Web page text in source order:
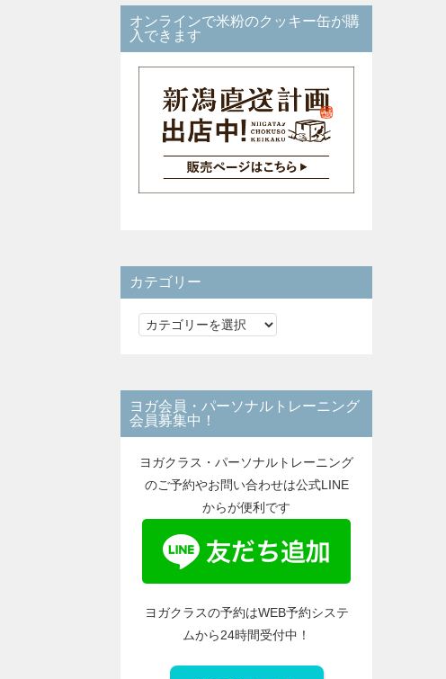
オンラインで米粉のクッキー缶が購
入できます
カテゴリー
カ
リ
ー
ヨガ会員・パーソナルトレーニング
会員募集中！
ヨガクラス・パーソナルトレーニング
のご予約やお問い合わせは公式LINE
からが便利です
ヨガクラスの予約はWEB予約システ
ムから24時間受付中！